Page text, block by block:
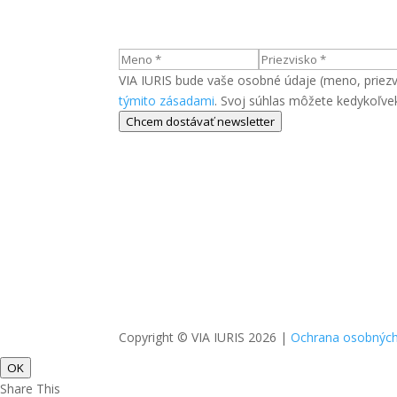
VIA IURIS bude vaše osobné údaje (meno,
týmito zásadami. Svoj súhlas môžete
Chcem dostávať newsletter
Copyright © VIA IURIS 2026 | Ochrana
OK
Share This